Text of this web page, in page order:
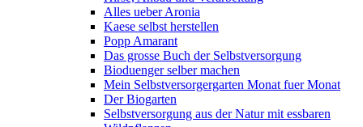
Alles ueber Aronia
Kaese selbst herstellen
Popp Amarant
Das grosse Buch der Selbstversorgung
Bioduenger selber machen
Mein Selbstversorgergarten Monat fuer Monat
Der Biogarten
Selbstversorgung aus der Natur mit essbaren